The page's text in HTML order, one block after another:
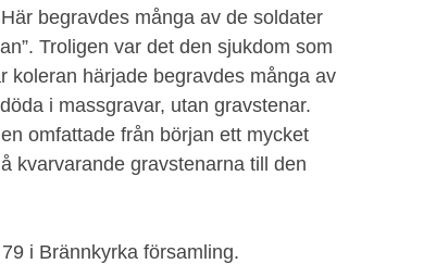
begravdes många av de soldater
Troligen var det den sjukdom som
koleran härjade begravdes många av
i massgravar, utan gravstenar.
omfattade från början ett mycket
kvarvarande gravstenarna till den
i Brännkyrka församling.